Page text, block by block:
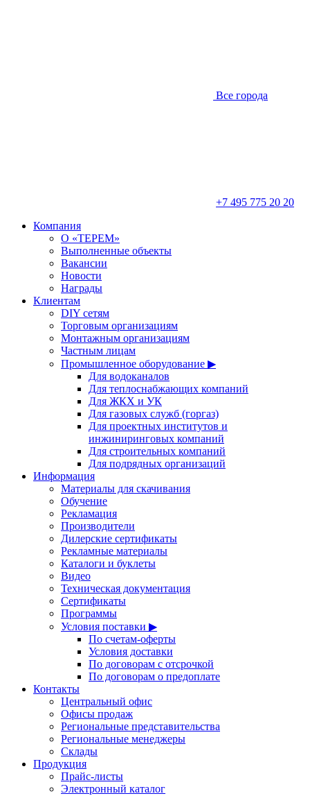
Все города
+7 495 775 20 20
Компания
О «ТЕРЕМ»
Выполненные объекты
Вакансии
Новости
Награды
Клиентам
DIY сетям
Торговым организациям
Монтажным организациям
Частным лицам
Промышленное оборудование ▶
Для водоканалов
Для теплоснабжающих компаний
Для ЖКХ и УК
Для газовых служб (горгаз)
Для проектных институтов и
инжиниринговых компаний
Для строительных компаний
Для подрядных организаций
Информация
Материалы для скачивания
Обучение
Рекламация
Производители
Дилерские сертификаты
Рекламные материалы
Каталоги и буклеты
Видео
Техническая документация
Сертификаты
Программы
Условия поставки ▶
По счетам-оферты
Условия доставки
По договорам с отсрочкой
По договорам о предоплате
Контакты
Центральный офис
Офисы продаж
Региональные представительства
Региональные менеджеры
Склады
Продукция
Прайс-листы
Электронный каталог